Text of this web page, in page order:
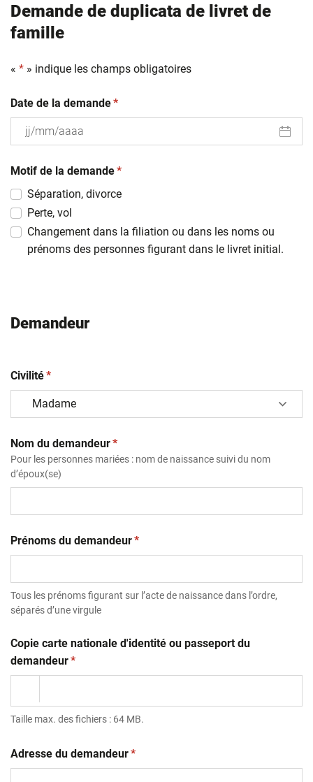
Demande de duplicata de livret de
famille
« * » indique les champs obligatoires
Date de la demande(obligatoire)
*
slash
MM
slash
AAAA
Motif de la demande(obligatoire)
*
Séparation, divorce
Perte, vol
Changement dans la filiation ou dans les noms ou
prénoms des personnes figurant dans le livret initial.
Demandeur
Civilité(obligatoire)
*
Nom du demandeur(obligatoire)
*
Pour les personnes mariées : nom de naissance suivi du nom
d’époux(se)
Prénoms du demandeur(obligatoire)
*
Tous les prénoms figurant sur l’acte de naissance dans l’ordre,
séparés d’une virgule
Copie carte nationale d'identité ou passeport du
demandeur(obligatoire)
*
Taille max. des fichiers : 64 MB.
Adresse du demandeur(obligatoire)
*